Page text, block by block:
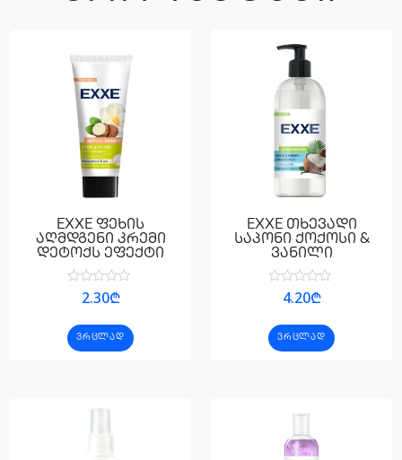
EXXE ფეხის
აღმდგენი კრემი
დეტოქს ეფექტი
შეფასება
5-
დან
2.30₾
ᲕᲠᲪᲚᲐᲓ
EXXE თხევადი
საპონი ქოქოსი &
ვანილი
შეფასება
5-
დან
4.20₾
ᲕᲠᲪᲚᲐᲓ